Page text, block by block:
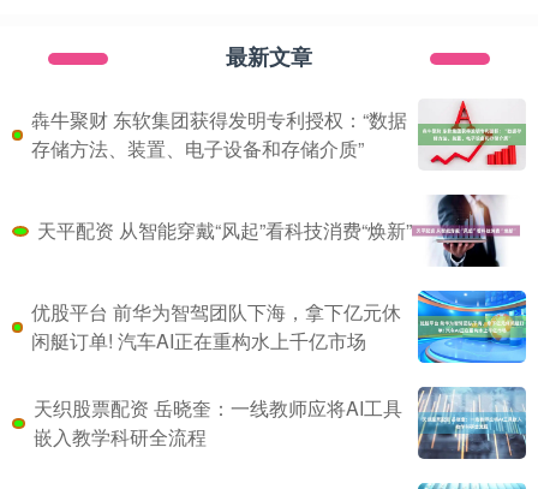
最新文章
犇牛聚财 东软集团获得发明专利授权：“数据
存储方法、装置、电子设备和存储介质”
天平配资 从智能穿戴“风起”看科技消费“焕新”
优股平台 前华为智驾团队下海，拿下亿元休
闲艇订单! 汽车AI正在重构水上千亿市场
天织股票配资 岳晓奎：一线教师应将AI工具
嵌入教学科研全流程